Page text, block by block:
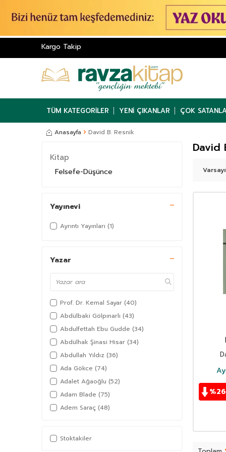
Kargo Takip
TÜM KATEGORILER YENI ÇIKANLAR ÇOK
Anasayfa David B. Resnik
Kitap
Felsefe-Düşünce
Yayınevi
Ayrıntı Yayınları (1)
Yazar
Prof. Dr. Kemal Sayar (40)
Abdülbaki Gölpınarlı (43)
Abdulfettah Ebu Gudde (34)
Abdülhak Şinasi Hisar (34)
Abdullah Yıldız (36)
Ada Gökce (74)
Adalet Ağaoğlu (52)
Adam Blade (75)
Adem Saraç (48)
Afşar Timuçin
Stoktakiler
David
%26